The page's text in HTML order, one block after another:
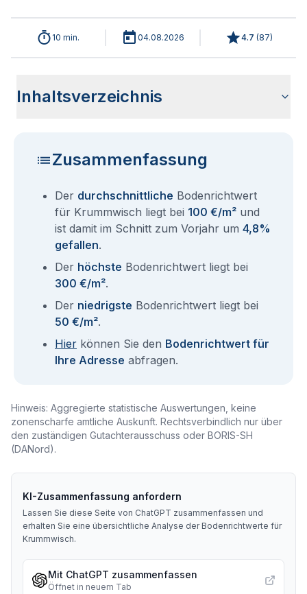
10 min. 04.08.2026 4.7 (87)
Inhaltsverzeichnis
Zusammenfassung
Der durchschnittliche Bodenrichtwert
für Krummwisch liegt bei 100 €/m² und
ist damit im Schnitt zum Vorjahr um 4,8%
gefallen.
Der höchste Bodenrichtwert liegt bei
300 €/m².
Der niedrigste Bodenrichtwert liegt bei
50 €/m².
Hier können Sie den Bodenrichtwert für
Ihre Adresse abfragen.
Hinweis: Aggregierte statistische Auswertungen, keine
zonenscharfe amtliche Auskunft. Rechtsverbindlich nur über
den zuständigen Gutachterausschuss oder BORIS-SH
(DANord).
KI-Zusammenfassung anfordern
Lassen Sie diese Seite von ChatGPT zusammenfassen und
erhalten Sie eine übersichtliche Analyse der Bodenrichtwerte für
Krummwisch.
Mit ChatGPT zusammenfassen
Öffnet in neuem Tab